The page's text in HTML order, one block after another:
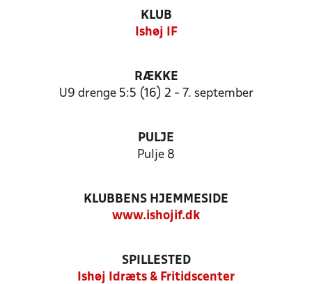
KLUB
Ishøj IF
RÆKKE
U9 drenge 5:5 (16) 2 - 7. september
PULJE
Pulje 8
KLUBBENS HJEMMESIDE
www.ishojif.dk
SPILLESTED
Ishøj Idræts & Fritidscenter